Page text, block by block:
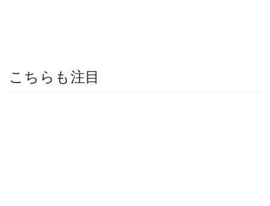
こちらも注目